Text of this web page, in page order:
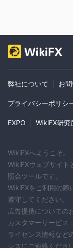
レンドリーで信頼性
品、指数など、さま
ローバルなオンライ
ットフォーム、口座
アントに提供してい
InvestPointは安
ないブローカーです
ある可能性が高いで
市場の取引ツール
4237159702は、外
幅広い市場インスト
• 外国為替（Forex
です。
• コモディティは
です。小麦、とうも
弊社について お
プライバシーポリシ
EXPO WikiFX研究
WikiFXへようこそ。
WikiFXウェブサイト
照会ツールです。
WikiFXをご利用の際
遵守してください。
広告提携についての
カスタマーサービ
ライセンス情報など
レスにご連絡くださ